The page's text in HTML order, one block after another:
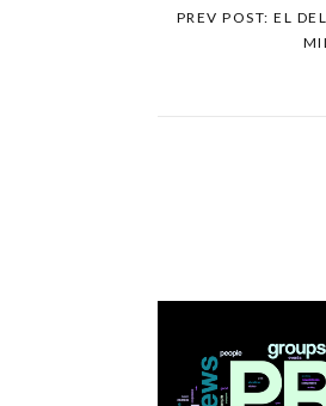
PREV POST: EL